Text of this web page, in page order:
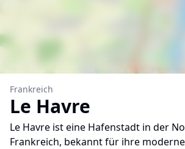
Frankreich
Le Havre
Le Havre ist eine Hafenstadt in der
Frankreich, bekannt für ihre